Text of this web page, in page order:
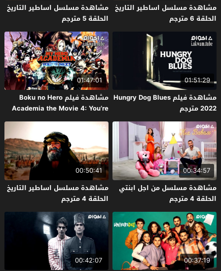
مشاهدة مسلسل اساطير التاريخ
الحلقة 6 مترجم
مشاهدة مسلسل اساطير التاريخ
الحلقة 5 مترجم
01:51:29
مشاهدة فيلم Hungry Dog Blues
2022 مترجم
01:47:01
مشاهدة فيلم Boku no Hero
Academia the Movie 4: You’re
Next 2024 مترجم
00:34:57
مشاهدة مسلسل من اجل ابنتي
الحلقة 4 مترجم
00:50:41
مشاهدة مسلسل اساطير التاريخ
الحلقة 4 مترجم
00:37:19
00:42:07